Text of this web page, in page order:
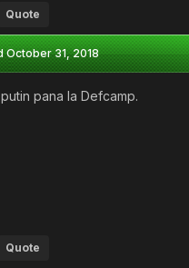
Quote
October 31, 2018
pana la Defcamp.
Quote